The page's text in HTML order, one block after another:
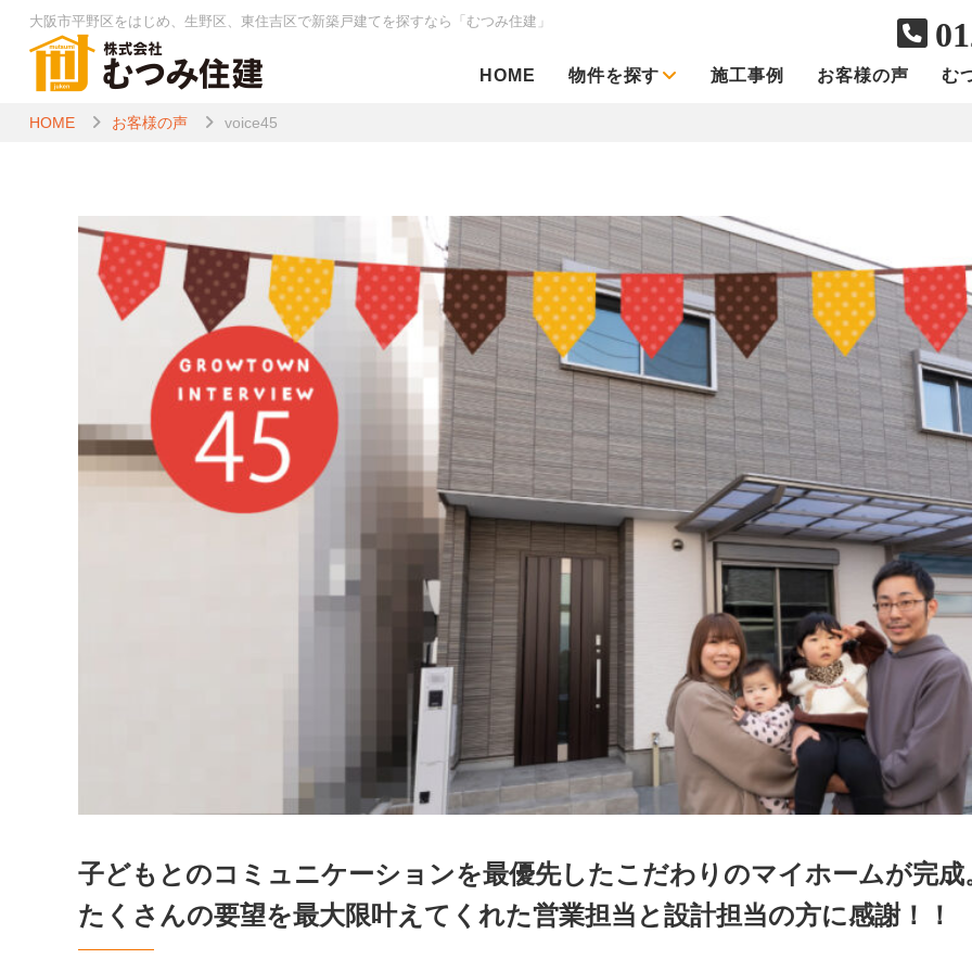
大阪市平野区をはじめ、生野区、東住吉区で新築戸建てを探すなら 「むつみ住建」
HOME 物件を探す 施工事例 お客様の声 む
HOME お客様の声 voice45
子どもとのコミュニケーションを最優先したこだわりのマイホームが完成
たくさんの要望を最大限叶えてくれた営業担当と設計担当の方に感謝！！